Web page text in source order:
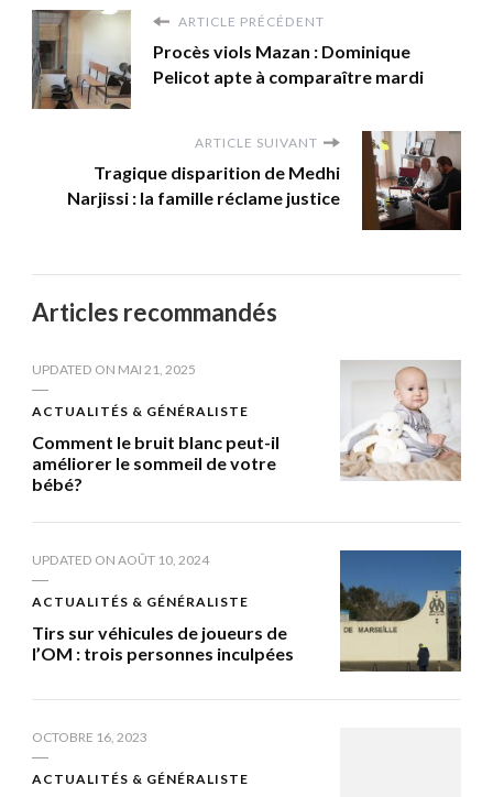
ARTICLE PRÉCÉDENT
Procès viols Mazan : Dominique
Pelicot apte à comparaître mardi
ARTICLE SUIVANT
Tragique disparition de Medhi
Narjissi : la famille réclame justice
Articles recommandés
UPDATED ON MAI 21, 2025
ACTUALITÉS & GÉNÉRALISTE
Comment le bruit blanc peut-il
améliorer le sommeil de votre
bébé?
UPDATED ON AOÛT 10, 2024
ACTUALITÉS & GÉNÉRALISTE
Tirs sur véhicules de joueurs de
l’OM : trois personnes inculpées
OCTOBRE 16, 2023
ACTUALITÉS & GÉNÉRALISTE